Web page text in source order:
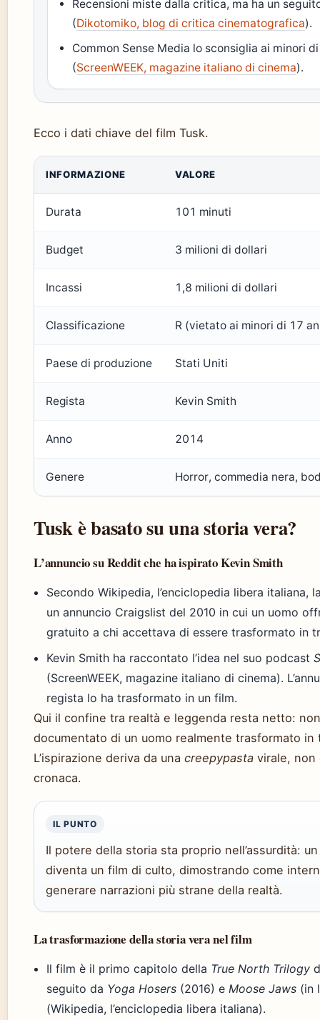
Recensioni miste dalla critica, ma ha un
(Dikotomiko, blog di critica cinematografica).
Common Sense Media lo sconsiglia ai minori di
(ScreenWEEK, magazine italiano di cinema).
Ecco i dati chiave del film Tusk.
Dati chiave del film Tusk
INFORMAZIONE VALORE
Durata 101 minuti
Budget 3 milioni di dollari
Incassi 1,8 milioni di dollari
Classificazione R (vietato ai minori di 17
Paese di produzione Stati Uniti
Regista Kevin Smith
Anno 2014
Genere Horror, commedia nera,
Tusk è basato su una storia vera?
L’annuncio su Reddit che ha ispirato Kevin Smith
Secondo Wikipedia, l’enciclopedia libera italiana,
un annuncio Craigslist del 2010 in cui un uomo
gratuito a chi accettava di essere trasformato in
Kevin Smith ha raccontato l’idea nel suo podcast
(ScreenWEEK, magazine italiano di cinema).
regista lo ha trasformato in un film.
Qui il confine tra realtà e leggenda resta netto:
documentato di un uomo realmente trasformato in
L’ispirazione deriva da una creepypasta virale, non
cronaca.
IL PUNTO
Il potere della storia sta proprio nell’assurdità:
diventa un film di culto, dimostrando come
generare narrazioni più strane della realtà.
La trasformazione della storia vera nel film
Il film è il primo capitolo della True North Trilogy
seguito da Yoga Hosers (2016) eMoose Jaws (in
(Wikipedia, l’enciclopedia libera italiana).